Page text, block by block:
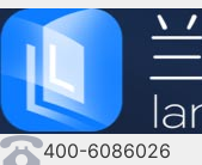
2024年9月(144)
2024年8月(164)
2024年7月(107)
400-6086026